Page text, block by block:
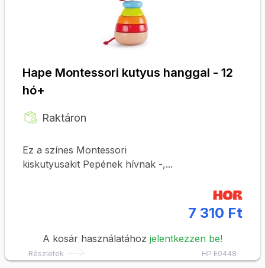
Hape Montessori kutyus hanggal - 12
hó+
Raktáron
Ez a színes Montessori
kiskutyusakit Pepének hívnak -,...
7 310 Ft
A kosár használatához jelentkezzen be!
Részletek HP E0448